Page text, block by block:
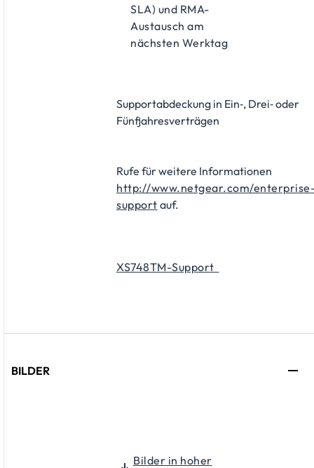
SLA) und RMA-
Austausch am
nächsten Werktag
Supportabdeckung in Ein‑, Drei‑ oder
Fünfjahresverträgen
Rufe für weitere Informationen
http://www.netgear.com/
support auf.
XS748TM-Support
BILDER
Bilder in hoher